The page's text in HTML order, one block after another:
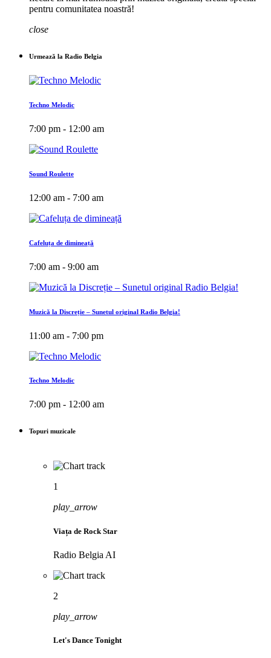
pentru comunitatea noastră!
close
Urmează la Radio Belgia
Techno Melodic
7:00 pm - 12:00 am
Sound Roulette
12:00 am - 7:00 am
Cafeluța de dimineață
7:00 am - 9:00 am
Muzică la Discreție – Sunetul original Radio Belgia!
11:00 am - 7:00 pm
Techno Melodic
7:00 pm - 12:00 am
Topuri muzicale
1
play_arrow
Viața de Rock Star
Radio Belgia AI
2
play_arrow
Let's Dance Tonight